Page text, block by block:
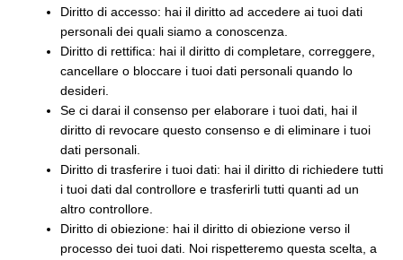
Diritto di accesso: hai il diritto ad accedere ai tuoi dati
personali dei quali siamo a conoscenza.
Diritto di rettifica: hai il diritto di completare, correggere,
cancellare o bloccare i tuoi dati personali quando lo
desideri.
Se ci darai il consenso per elaborare i tuoi dati, hai il
diritto di revocare questo consenso e di eliminare i tuoi
dati personali.
Diritto di trasferire i tuoi dati: hai il diritto di richiedere tutti
i tuoi dati dal controllore e trasferirli tutti quanti ad un
altro controllore.
Diritto di obiezione: hai il diritto di obiezione verso il
processo dei tuoi dati. Noi rispetteremo questa scelta, a